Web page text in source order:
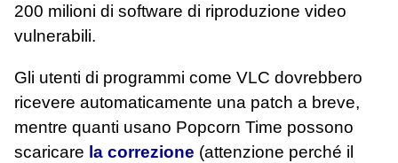
200 milioni di software di riproduzione video
vulnerabili.
Gli utenti di programmi come VLC dovrebbero
ricevere automaticamente una patch a breve,
mentre quanti usano Popcorn Time possono
scaricare la correzione (attenzione perché il